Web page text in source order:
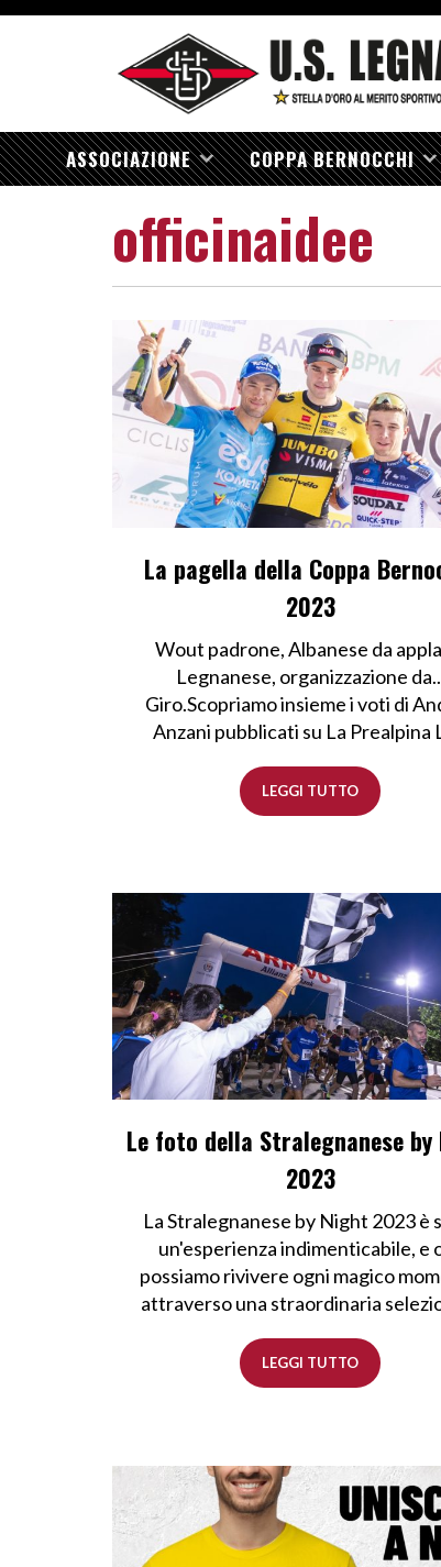
ASSOCIAZIONE COPPA BERNOCCHI
officinaidee
La pagella della Coppa
2023
Wout padrone, Albanese da
Legnanese, organizzazione
Giro.Scopriamo insieme i voti di
Anzani pubblicati su La Prealpina
LEGGI TUTTO
Le foto della Stralegnanese by
2023
La Stralegnanese by Night 2023 è
un'esperienza indimenticabile, e
possiamo rivivere ogni magico
attraverso una straordinaria
LEGGI TUTTO